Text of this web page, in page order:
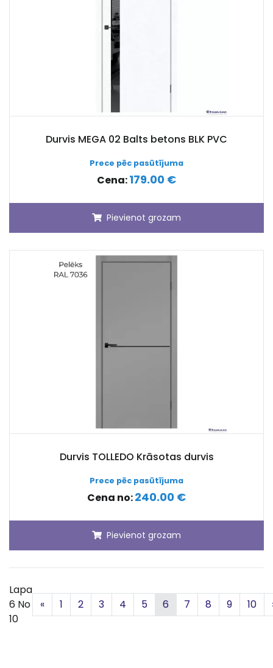
Durvis MEGA 02 Balts betons BLK PVC
Prece pēc pasūtījuma
Cena:179.00 €
Pievienot grozam
Durvis TOLLEDO Krāsotas durvis
Prece pēc pasūtījuma
Cena no:240.00 €
Pievienot grozam
Lapa
6 No
10
«Iepriekšējā
1 2 3 4 5 6 7 8 9 10